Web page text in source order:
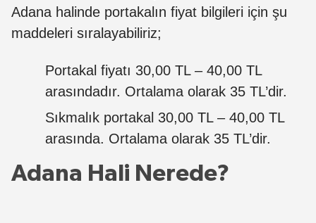
Adana halinde portakalın fiyat bilgileri için şu
maddeleri sıralayabiliriz;
Portakal fiyatı 30,00 TL – 40,00 TL
arasındadır. Ortalama olarak 35 TL’dir.
Sıkmalık portakal 30,00 TL – 40,00 TL
arasında. Ortalama olarak 35 TL’dir.
Adana Hali Nerede?